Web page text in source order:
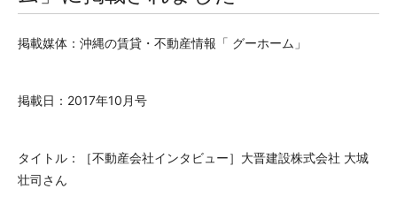
掲載媒体：沖縄の賃貸・不動産情報「 グーホーム」
掲載日：2017年10月号
タイトル：［不動産会社インタビュー］大晋建設株式会社 大城
壮司さん